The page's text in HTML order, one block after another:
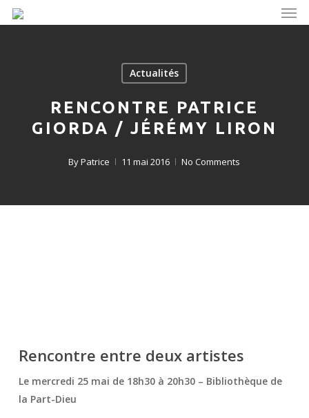
Skip
to
Actualités
RENCONTRE PATRICE
GIORDA / JÉRÉMY LIRON
ByPatrice 11 mai 2016 No Comments
Rencontre entre deux artistes
Le mercredi 25 mai de 18h30 à 20h30 – Bibliothèque de
la Part-Dieu